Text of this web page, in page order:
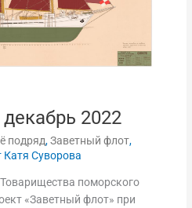
2022
подряд,Заветный флот,
Катя Суворова
поморского
«Заветный флот» при